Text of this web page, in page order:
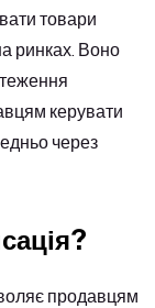
товари
ринках. Воно
керувати
через
продавцям